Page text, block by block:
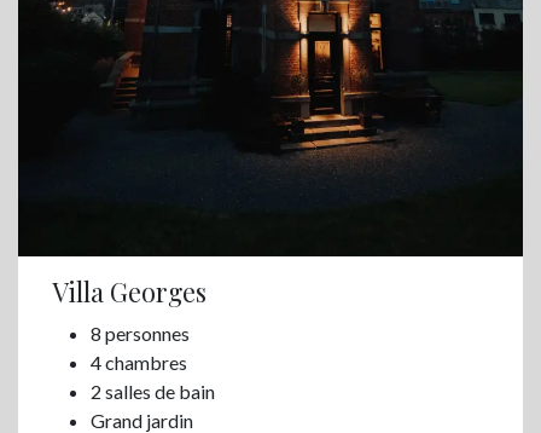
Villa Georges
8 personnes
4 chambres
2 salles de bain
Grand jardin